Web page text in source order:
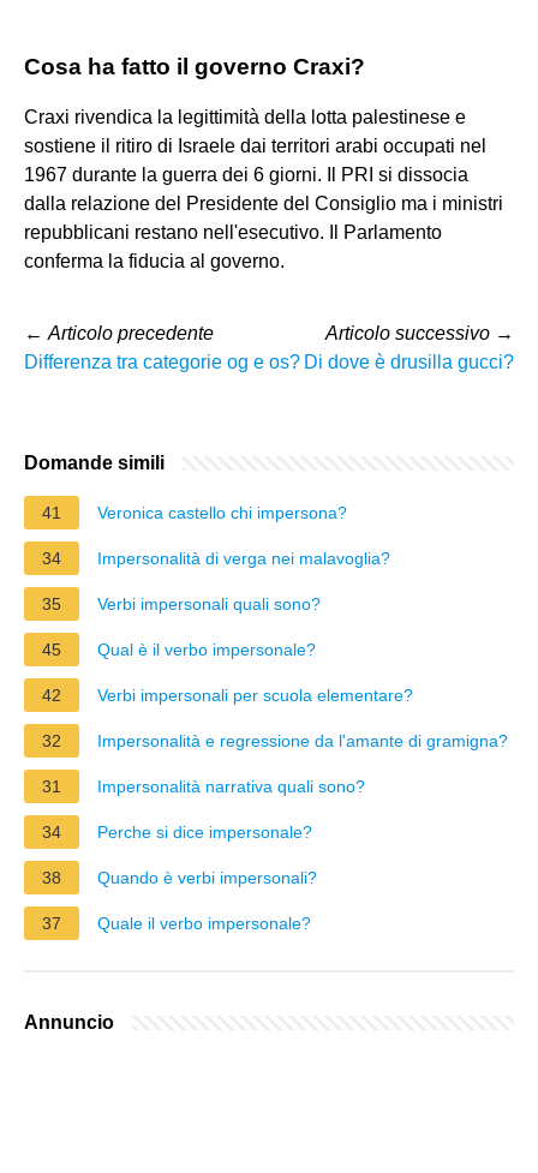
Cosa ha fatto il governo Craxi?
Craxi rivendica la legittimità della lotta palestinese e
sostiene il ritiro di Israele dai territori arabi occupati nel
1967 durante la guerra dei 6 giorni. Il PRI si dissocia
dalla relazione del Presidente del Consiglio ma i ministri
repubblicani restano nell'esecutivo. Il Parlamento
conferma la fiducia al governo.
← Articolo precedente
Differenza tra categorie og e os?
Articolo successivo →
Di dove è drusilla gucci?
Domande simili
41 Veronica castello chi impersona?
34 Impersonalità di verga nei malavoglia?
35 Verbi impersonali quali sono?
45 Qual è il verbo impersonale?
42 Verbi impersonali per scuola elementare?
32 Impersonalità e regressione da l'amante di gramigna?
31 Impersonalità narrativa quali sono?
34 Perche si dice impersonale?
38 Quando è verbi impersonali?
37 Quale il verbo impersonale?
Annuncio